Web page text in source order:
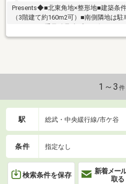
Presents◆■北東角地×整形地■建築条
（3階建て約160m2可）■南側隣地は
1～3 件
駅 総武・中央緩行線/市ケ谷
条件 指定なし
検索条件を保存
新着メー
取る